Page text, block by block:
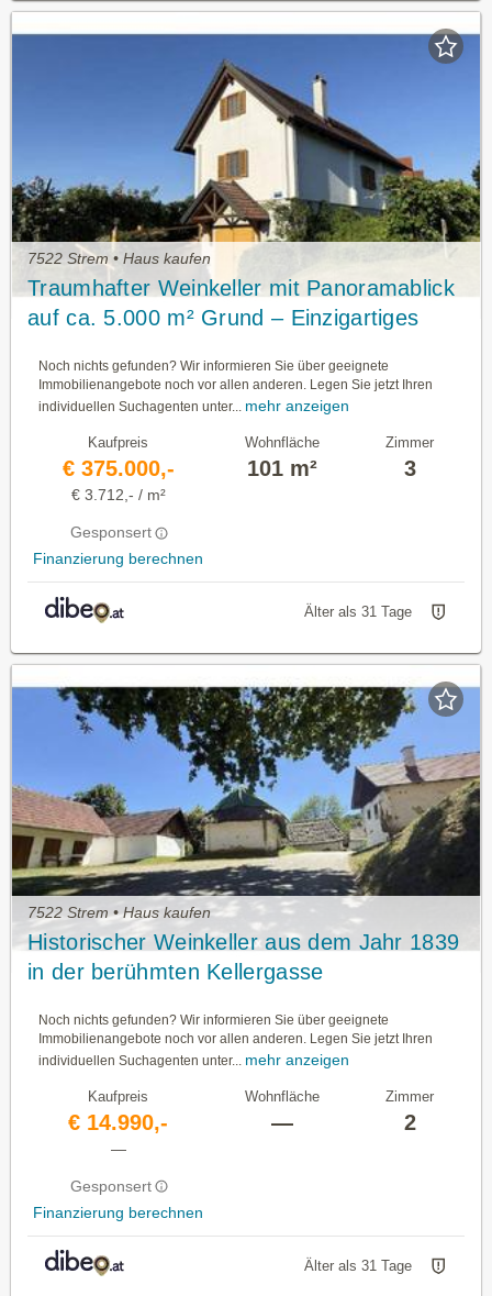
7522 Strem • Haus kaufen
Traumhafter Weinkeller mit Panoramablick
auf ca. 5.000 m² Grund – Einzigartiges
Noch nichts gefunden? Wir informieren Sie über geeignete
Immobilienangebote noch vor allen anderen. Legen Sie jetzt Ihren
individuellen Suchagenten unter... mehr anzeigen
Kaufpreis
€ 375.000,-
€ 3.712,- / m²
Gesponsert
Finanzierung berechnen
Wohnfläche
101 m²
Zimmer
3
Älter als 31 Tage
7522 Strem • Haus kaufen
Historischer Weinkeller aus dem Jahr 1839
in der berühmten Kellergasse
Südburgenland
Noch nichts gefunden? Wir informieren Sie über geeignete
Immobilienangebote noch vor allen anderen. Legen Sie jetzt Ihren
individuellen Suchagenten unter... mehr anzeigen
Kaufpreis
€ 14.990,-
—
Gesponsert
Finanzierung berechnen
Wohnfläche
—
Zimmer
2
Älter als 31 Tage